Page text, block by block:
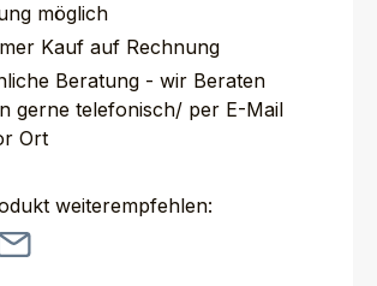
möglich
Kauf auf Rechnung
Beratung - wir Beraten
gerne telefonisch/ per E-Mail
Ort
weiterempfehlen: